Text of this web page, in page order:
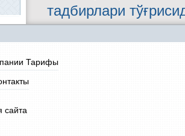
тадбирлари
Тарифы
сайта